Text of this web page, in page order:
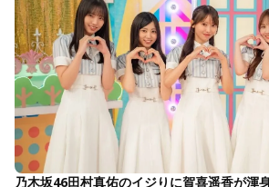
乃木坂46田村真佑のイジりに賀喜遥香が渾